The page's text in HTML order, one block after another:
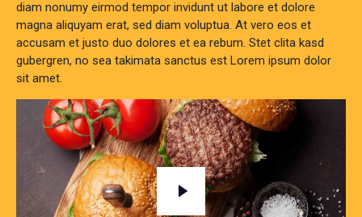
diam nonumy eirmod tempor invidunt ut labore et dolore
magna aliquyam erat, sed diam voluptua. At vero eos et
accusam et justo duo dolores et ea rebum. Stet clita kasd
gubergren, no sea takimata sanctus est Lorem ipsum dolor
sit amet.